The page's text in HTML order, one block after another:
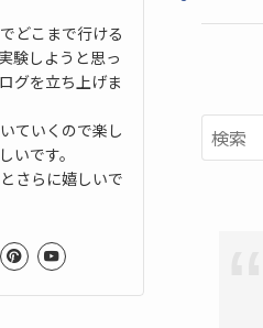
どこまで行ける
験しようと思っ
グを立ち上げま
ていくので楽し
いです。
さらに嬉しいで